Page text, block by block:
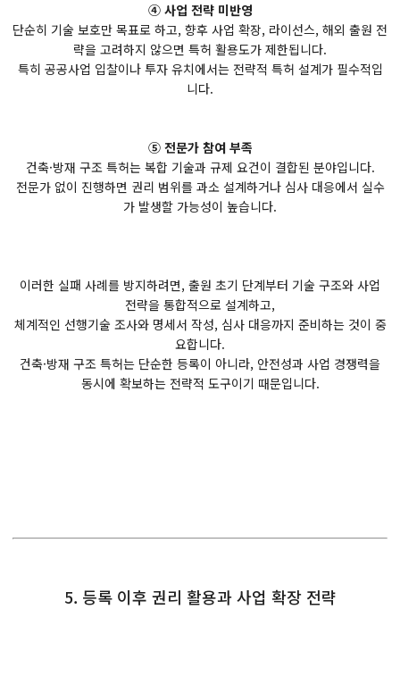
④ 사업 전략 미반영
단순히 기술 보호만 목표로 하고, 향후 사업 확장, 라이선스, 해외 출원 전
략을 고려하지 않으면 특허 활용도가 제한됩니다.
특히 공공사업 입찰이나 투자 유치에서는 전략적 특허 설계가 필수적입
니다.
⑤ 전문가 참여 부족
건축·방재 구조 특허는 복합 기술과 규제 요건이 결합된 분야입니다.
전문가 없이 진행하면 권리 범위를 과소 설계하거나 심사 대응에서 실수
가 발생할 가능성이 높습니다.
이러한 실패 사례를 방지하려면, 출원 초기 단계부터 기술 구조와 사업
전략을 통합적으로 설계하고,
체계적인 선행기술 조사와 명세서 작성, 심사 대응까지 준비하는 것이 중
요합니다.
건축·방재 구조 특허는 단순한 등록이 아니라, 안전성과 사업 경쟁력을
동시에 확보하는 전략적 도구이기 때문입니다.
5. 등록 이후 권리 활용과 사업 확장 전략